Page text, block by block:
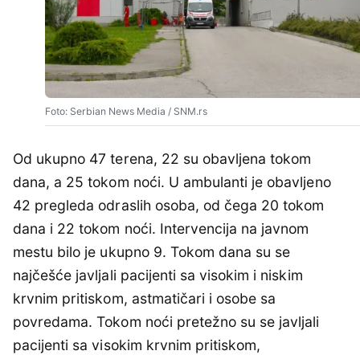
Foto: Serbian News Media / SNM.rs
Od ukupno 47 terena, 22 su obavljena tokom
dana, a 25 tokom noći. U ambulanti je obavljeno
42 pregleda odraslih osoba, od čega 20 tokom
dana i 22 tokom noći. Intervencija na javnom
mestu bilo je ukupno 9. Tokom dana su se
najčešće javljali pacijenti sa visokim i niskim
krvnim pritiskom, astmatičari i osobe sa
povredama. Tokom noći pretežno su se javljali
pacijenti sa visokim krvnim pritiskom,